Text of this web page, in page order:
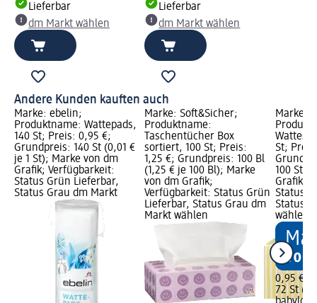
Lieferbar
dm Markt wählen
Lieferbar
dm Markt wählen
Andere Kunden kauften auch
Marke: ebelin;
Produktname: Wattepads,
140 St; Preis: 0,95 €;
Grundpreis: 140 St (0,01 €
je 1 St); Marke von dm
Grafik; Verfügbarkeit:
Status Grün Lieferbar,
Status Grau dm Markt
Marke: Soft&Sicher;
Produktname:
Taschentücher Box
sortiert, 100 St; Preis:
1,25 €; Grundpreis: 100 Bl
(1,25 € je 100 Bl); Marke
von dm Grafik;
Verfügbarkeit: Status Grün
Lieferbar, Status Grau dm
Markt wählen
Marke:
St;
100 St);
Grafik;
Status
Status
wählen
0,95 €
72 St